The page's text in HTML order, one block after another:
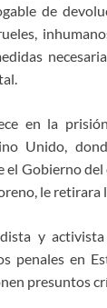
de
en la
Unido,
el Gobierno
le retirara
y
penales en
presuntos